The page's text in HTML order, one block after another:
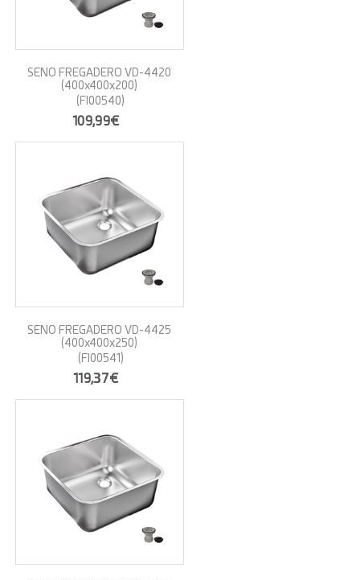
SENO FREGADERO VD-4420
(400x400x200)
(FI00540)
109,99€
SENO FREGADERO VD-4425
(400x400x250)
(FI00541)
119,37€